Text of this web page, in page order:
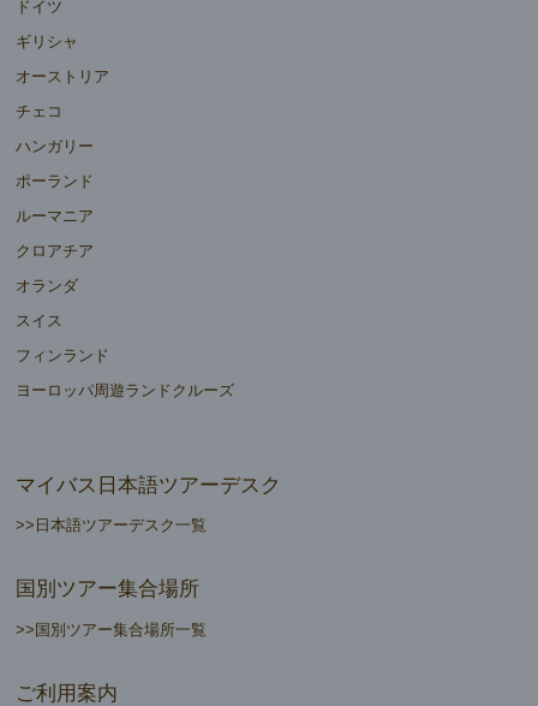
ドイツ
ギリシャ
オーストリア
チェコ
ハンガリー
ポーランド
ルーマニア
クロアチア
オランダ
スイス
フィンランド
ヨーロッパ周遊ランドクルーズ
マイバス日本語ツアーデスク
>>日本語ツアーデスク一覧
国別ツアー集合場所
>>国別ツアー集合場所一覧
ご利用案内